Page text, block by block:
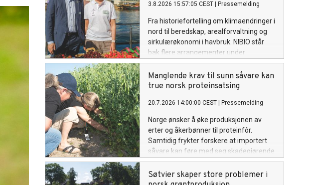
3.8.2026 15:57:05 CEST Pressemelding
Fra historiefortelling om klimaendringer i
nord til beredskap, arealforvaltning og
sirkulærøkonomi i havbruk. NIBIO står
bak flere arrangementer under
Arendalsuka 2026.
Manglende krav til sunn såvare kan
true norsk proteinsatsing
20.7.2026 14:00:00 CEST Pressemelding
Norge ønsker å øke produksjonen av
erter og åkerbønner til proteinfôr.
Samtidig frykter forskere at importert
såvare kan føre med seg skadegjørende
sopp og insekter som reduserer
avlingene. Nå undersøker NIBIO
omfanget av problemet og mulige tiltak.
Søtvier skaper store problemer i